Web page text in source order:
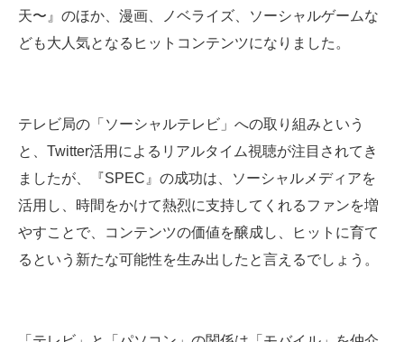
天〜』のほか、漫画、ノベライズ、ソーシャルゲームな
ども大人気となるヒットコンテンツになりました。
テレビ局の「ソーシャルテレビ」への取り組みという
と、Twitter活用によるリアルタイム視聴が注目されてき
ましたが、『SPEC』の成功は、ソーシャルメディアを
活用し、時間をかけて熱烈に支持してくれるファンを増
やすことで、コンテンツの価値を醸成し、ヒットに育て
るという新たな可能性を生み出したと言えるでしょう。